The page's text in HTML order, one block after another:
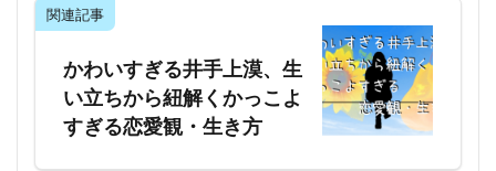
関連記事
かわいすぎる井手上漠、生
い立ちから紐解くかっこよ
すぎる恋愛観・生き方